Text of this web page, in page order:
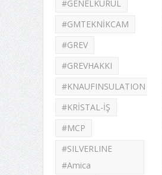
#GENELKURUL
#GMTEKNİKCAM
#GREV
#GREVHAKKI
#KNAUFINSULATION
#KRİSTAL-İŞ
#MCP
#SILVERLINE
#Amica